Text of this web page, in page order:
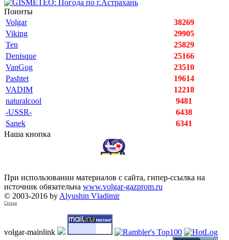
Поинты
Volgar
38269
Viking
29905
Ten
25829
Denisque
25166
VanGog
23510
Pashtet
19614
VADIM
12218
naturalcool
9481
-USSR-
6438
Sanek
6341
Наша кнопка
При использовании материалов с сайта, гипер-ссылка на
источник обязательна www.volgar-gazprom.ru
© 2003-2016 by Alyushin Vladimir
Статьи
volgar-mainlink